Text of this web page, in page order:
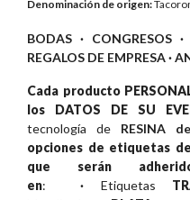
Denominación de origen:
BODAS · CONGRESOS
REGALOS DE EMPRESA ·
Cada producto
los DATOS DE SU
tecnología de RESINA
opciones de etiquetas
que serán
en: ·Etiquetas